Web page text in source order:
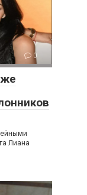
0
Лиана